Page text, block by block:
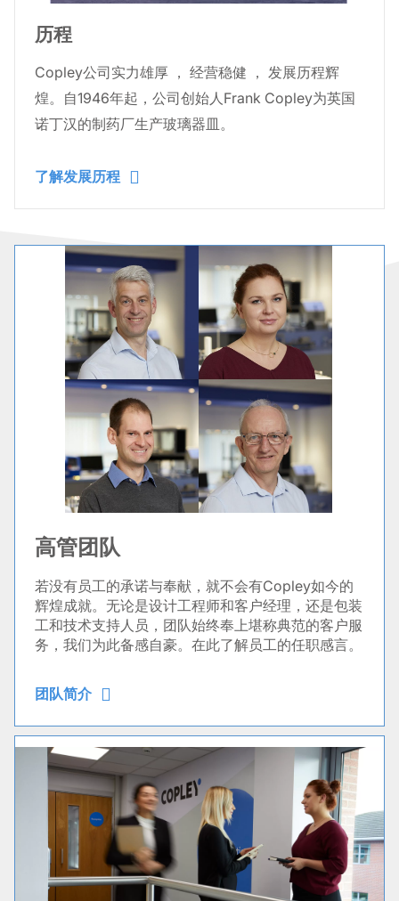
历程
Copley公司实力雄厚 ， 经营稳健 ， 发展历程辉
煌。自1946年起，公司创始人Frank Copley为英国
诺丁汉的制药厂生产玻璃器皿。
了解发展历程
高管团队
若没有员工的承诺与奉献，就不会有Copley如今的
辉煌成就。无论是设计工程师和客户经理，还是包装
工和技术支持人员，团队始终奉上堪称典范的客户服
务，我们为此备感自豪。在此了解员工的任职感言。
团队简介